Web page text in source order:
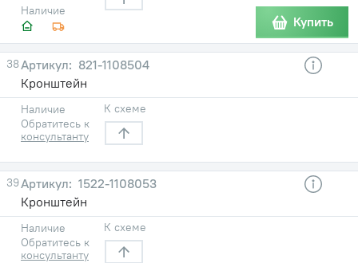
Наличие
Купить
38
821-1108504
Кронштейн
Наличие
Обратитесь к
консультанту
К схеме
39
1522-1108053
Кронштейн
Наличие
Обратитесь к
консультанту
К схеме